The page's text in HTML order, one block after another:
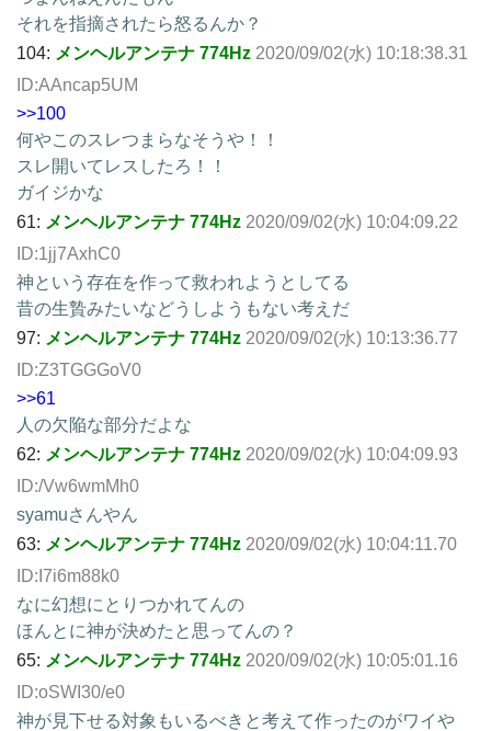
それを指摘されたら怒るんか？
104: メンヘルアンテナ 774Hz 2020/09/02(水) 10:18:38.31
ID:AAncap5UM
>>100
何やこのスレつまらなそうや！！
スレ開いてレスしたろ！！
ガイジかな
61: メンヘルアンテナ 774Hz 2020/09/02(水) 10:04:09.22
ID:1jj7AxhC0
神という存在を作って救われようとしてる
昔の生贄みたいなどうしようもない考えだ
97: メンヘルアンテナ 774Hz 2020/09/02(水) 10:13:36.77
ID:Z3TGGGoV0
>>61
人の欠陥な部分だよな
62: メンヘルアンテナ 774Hz 2020/09/02(水) 10:04:09.93
ID:/Vw6wmMh0
syamuさんやん
63: メンヘルアンテナ 774Hz 2020/09/02(水) 10:04:11.70
ID:I7i6m88k0
なに幻想にとりつかれてんの
ほんとに神が決めたと思ってんの？
65: メンヘルアンテナ 774Hz 2020/09/02(水) 10:05:01.16
ID:oSWI30/e0
神が見下せる対象もいるべきと考えて作ったのがワイや